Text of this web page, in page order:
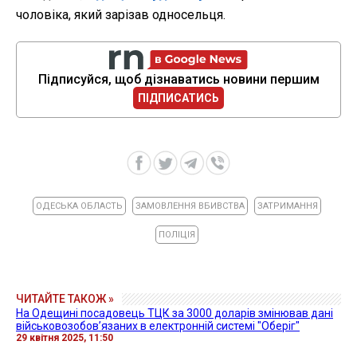
чоловіка, який зарізав односельця.
Підписуйся, щоб дізнаватись новини першим
ПІДПИСАТИСЬ
ОДЕСЬКА ОБЛАСТЬ ЗАМОВЛЕННЯ ВБИВСТВА ЗАТРИМАННЯ
ПОЛІЦІЯ
ЧИТАЙТЕ ТАКОЖ »
На Одещині посадовець ТЦК за 3000 доларів змінював дані
військовозобов’язаних в електронній системі "Оберіг"
29 квітня 2025, 11:50